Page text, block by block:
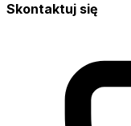
Skontaktuj się